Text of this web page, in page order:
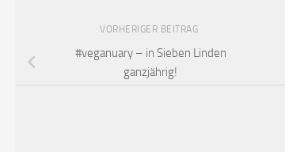
VORHERIGER BEITRAG
#veganuary – in Sieben Linden
ganzjährig!